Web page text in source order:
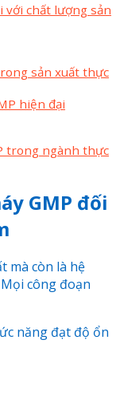
với chất lượng sản
sản xuất thực
hiện đại
trong ngành thực
GMP đối
mà còn là hệ
công đoạn
năng đạt độ ổn